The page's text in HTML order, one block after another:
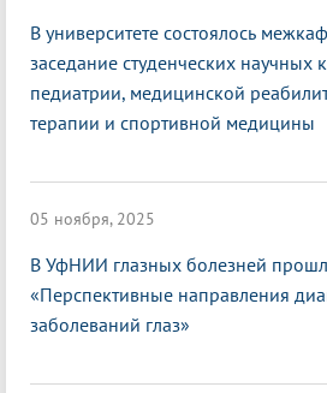
В университете состоялось
заседание студенческих научных
педиатрии, медицинской
терапии и спортивной медицины
05 ноября, 2025
В УфНИИ глазных болезней
«Перспективные направления
заболеваний глаз»